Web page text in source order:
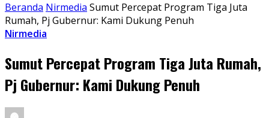
Beranda Nirmedia Sumut Percepat Program Tiga Juta
Rumah, Pj Gubernur: Kami Dukung Penuh
Nirmedia
Sumut Percepat Program Tiga Juta Rumah,
Pj Gubernur: Kami Dukung Penuh